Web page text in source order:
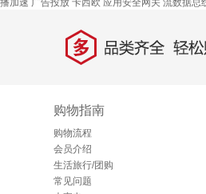
播加速 广告投放 卡西欧 应用安全网关 流数据总
多 品类齐全，轻松
购物指南
购物流程
会员介绍
生活旅行/团购
常见问题